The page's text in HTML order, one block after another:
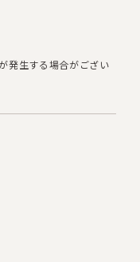
発生する場合がござい